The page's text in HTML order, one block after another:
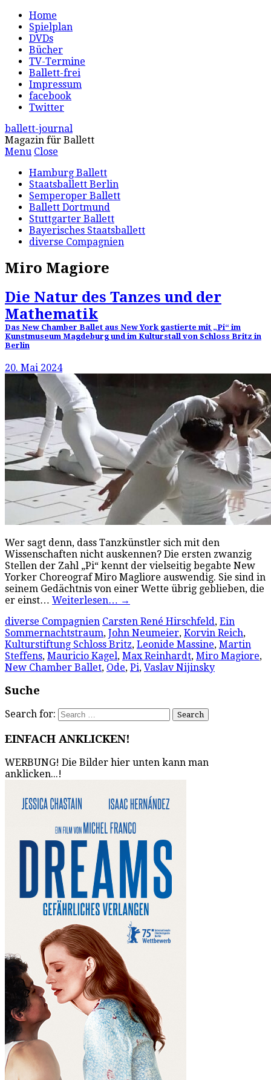
Home
Spielplan
DVDs
Bücher
TV-Termine
Ballett-frei
Impressum
facebook
Twitter
ballett-journal
Magazin für Ballett
Menu Close
Hamburg Ballett
Staatsballett Berlin
Semperoper Ballett
Ballett Dortmund
Stuttgarter Ballett
Bayerisches Staatsballett
diverse Compagnien
Miro Magiore
Die Natur des Tanzes und der
Mathematik
Das New Chamber Ballet aus New York gastierte mit „Pi“ im
Kunstmuseum Magdeburg und im Kulturstall von Schloss Britz in
Berlin
20. Mai 2024
Wer sagt denn, dass Tanzkünstler sich mit den
Wissenschaften nicht auskennen? Die ersten zwanzig
Stellen der Zahl „Pi“ kennt der vielseitig begabte New
Yorker Choreograf Miro Magliore auswendig. Sie sind in
seinem Gedächtnis von einer Wette übrig geblieben, die
er einst… Weiterlesen… →
diverse Compagnien Carsten René Hirschfeld, Ein
Sommernachtstraum, John Neumeier, Korvin Reich,
Kulturstiftung Schloss Britz, Leonide Massine, Martin
Steffens, Mauricio Kagel, Max Reinhardt, Miro Magiore,
New Chamber Ballet, Ode, Pi, Vaslav Nijinsky
Suche
Search for:
EINFACH ANKLICKEN!
WERBUNG! Die Bilder hier unten kann man
anklicken...!